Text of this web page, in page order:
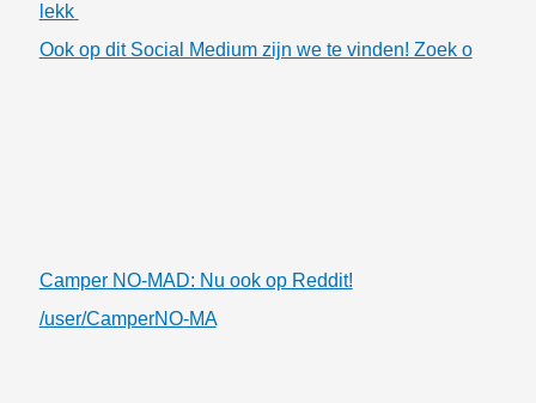
lekk
Ook op dit Social Medium zijn we te vinden! Zoek o
Camper NO-MAD: Nu ook op Reddit!
/user/CamperNO-MA